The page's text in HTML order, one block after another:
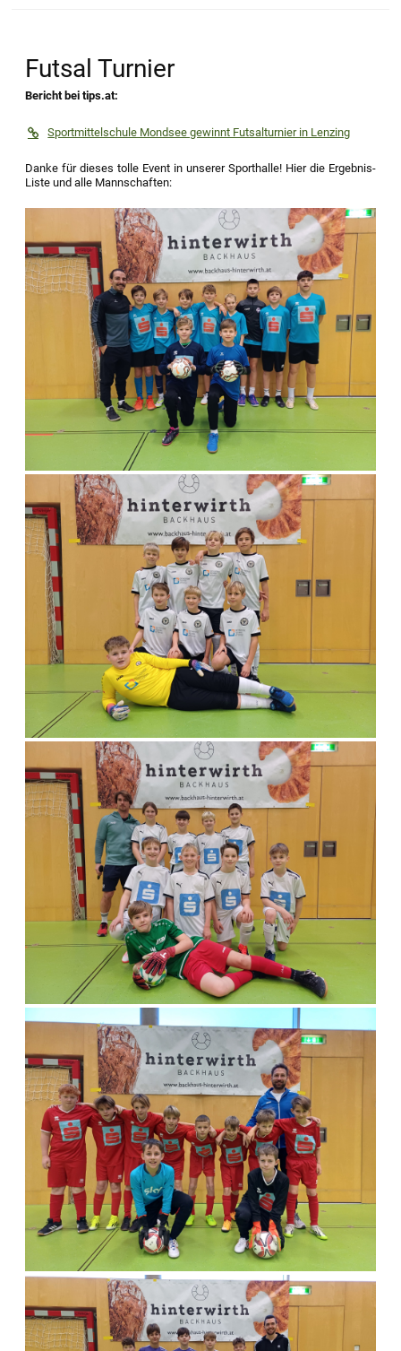
Futsal Turnier
Bericht bei tips.at:
Sportmittelschule Mondsee gewinnt Futsalturnier in Lenzing
Danke für dieses tolle Event in unserer Sporthalle! Hier die Ergebnis-
Liste und alle Mannschaften: